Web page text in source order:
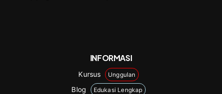
INFORMASI
Kursus Unggulan
Blog Edukasi Lengkap